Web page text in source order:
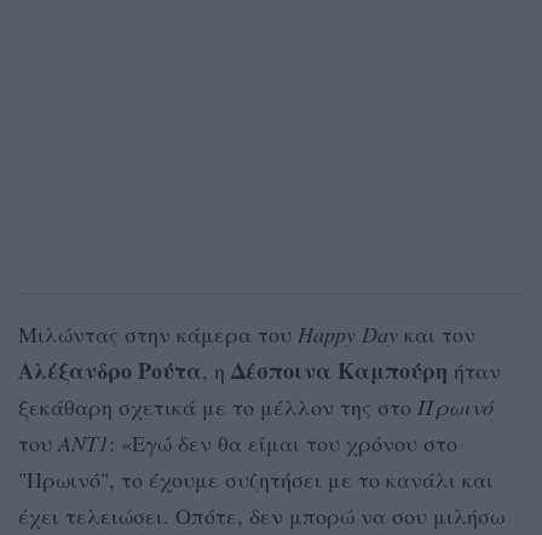
Μιλώντας στην κάμερα του Happy Day και τον
Αλέξανδρο Ρούτα, η Δέσποινα Καμπούρη ήταν
ξεκάθαρη σχετικά με το μέλλον της στο Πρωινό
του ΑΝΤ1: «Εγώ δεν θα είμαι του χρόνου στο
"Πρωινό", το έχουμε συζητήσει με το κανάλι και
έχει τελειώσει. Οπότε, δεν μπορώ να σου μιλήσω